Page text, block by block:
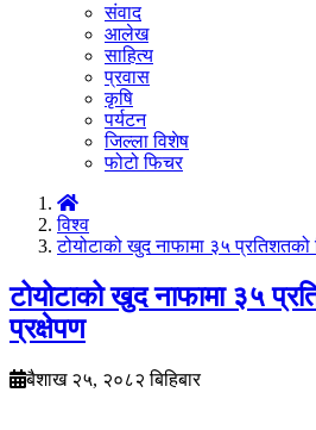
संवाद
आलेख
साहित्य
प्रवास
कृषि
पर्यटन
जिल्ला विशेष
फोटो फिचर
विश्व
टोयोटाको खुद नाफामा ३५ प्रतिशतको
टोयोटाको खुद नाफामा ३५
प्रक्षेपण
बैशाख २५, २०८२ बिहिबार